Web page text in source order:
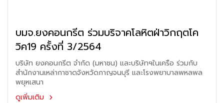
บมจ.ยงคอนกรีต ร่วมบริจาคโลหิตฝ่าวิกฤตโค
วิค19 ครั้งที่ 3/2564
บริษัท ยงคอนกรีต จำกัด (มหาชน) และบริษัทฯในเครือ ร่วมกับ
สำนักงานเหล่ากาชาดจังหวัดกาญจนบุรี และโรงพยาบาลพหลพล
พยุหเสนา
ดูเพิ่มเติม